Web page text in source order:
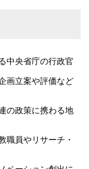
中央省庁の行政官
画立案や評価など
の政策に携わる地
職員やリサーチ・